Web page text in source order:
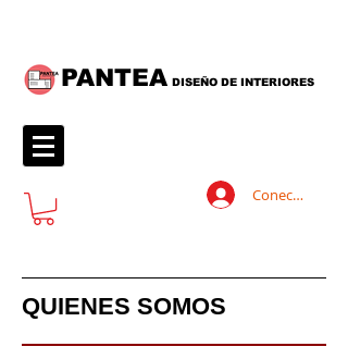
PANTEA DISEÑO DE INTERIORES
Conectează-te
QUIENES SOMOS